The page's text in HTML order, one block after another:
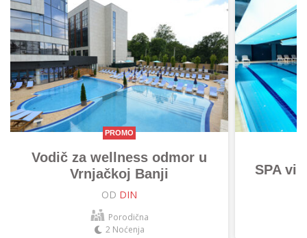
PROMO
Vodič za wellness odmor u
Vrnjačkoj Banji
OD DIN
Porodična
2 Noćenja
SPA